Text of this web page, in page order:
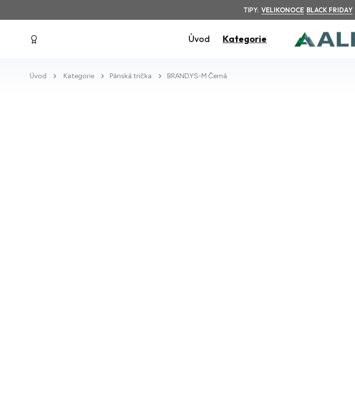
TIPY: VELIKONOCE BLACK FRIDAY
Úvod Kategorie
Úvod Kategorie Pánská trička BRANDYS-M Černá